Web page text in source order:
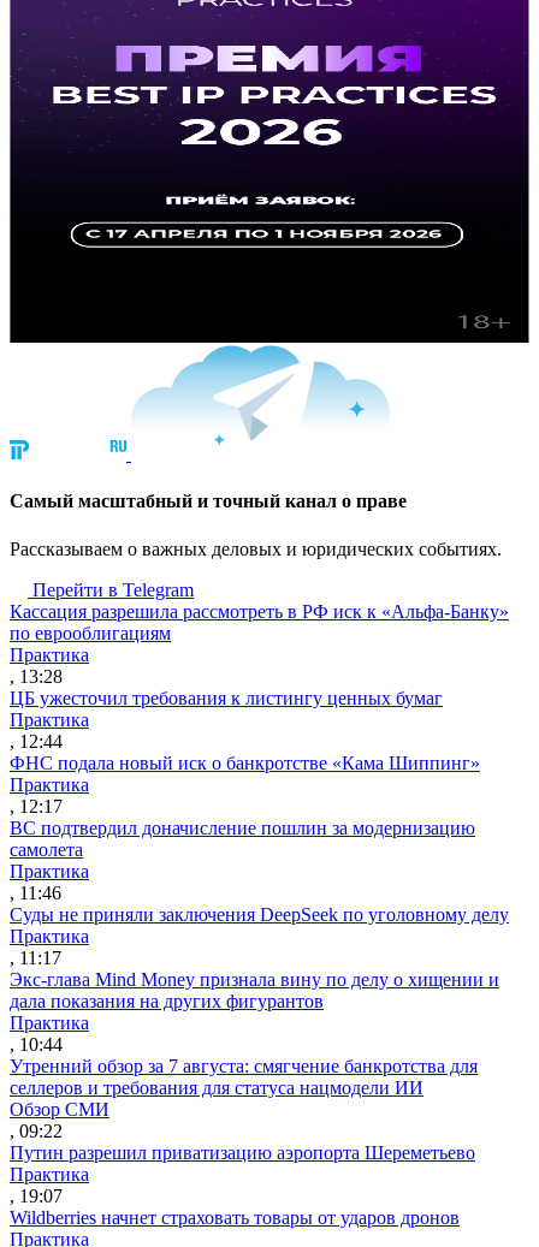
Cамый масштабный и точный канал о праве
Рассказываем о важных деловых и юридических событиях.
Перейти в Telegram
Кассация разрешила рассмотреть в РФ иск к «Альфа-Банку»
по еврооблигациям
Практика
, 13:28
ЦБ ужесточил требования к листингу ценных бумаг
Практика
, 12:44
ФНС подала новый иск о банкротстве «Кама Шиппинг»
Практика
, 12:17
ВС подтвердил доначисление пошлин за модернизацию
самолета
Практика
, 11:46
Суды не приняли заключения DeepSeek по уголовному делу
Практика
, 11:17
Экс-глава Mind Money признала вину по делу о хищении и
дала показания на других фигурантов
Практика
, 10:44
Утренний обзор за 7 августа: смягчение банкротства для
селлеров и требования для статуса нацмодели ИИ
Обзор СМИ
, 09:22
Путин разрешил приватизацию аэропорта Шереметьево
Практика
, 19:07
Wildberries начнет страховать товары от ударов дронов
Практика